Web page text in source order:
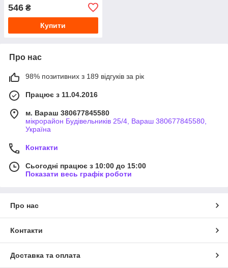
546 ₴
Купити
Про нас
98% позитивних з 189 відгуків за рік
Працює з 11.04.2016
м. Вараш 380677845580
мікрорайон Будівельників 25/4, Вараш 380677845580,
Україна
Контакти
Сьогодні працює з 10:00 до 15:00
Показати весь графік роботи
Про нас
Контакти
Доставка та оплата